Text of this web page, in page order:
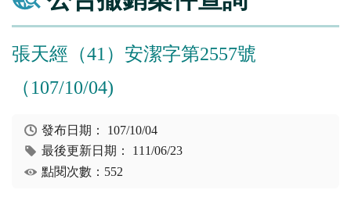
張天經（41）安潔字第2557號
（107/10/04)
發布日期： 107/10/04
最後更新日期： 111/06/23
點閱次數：552